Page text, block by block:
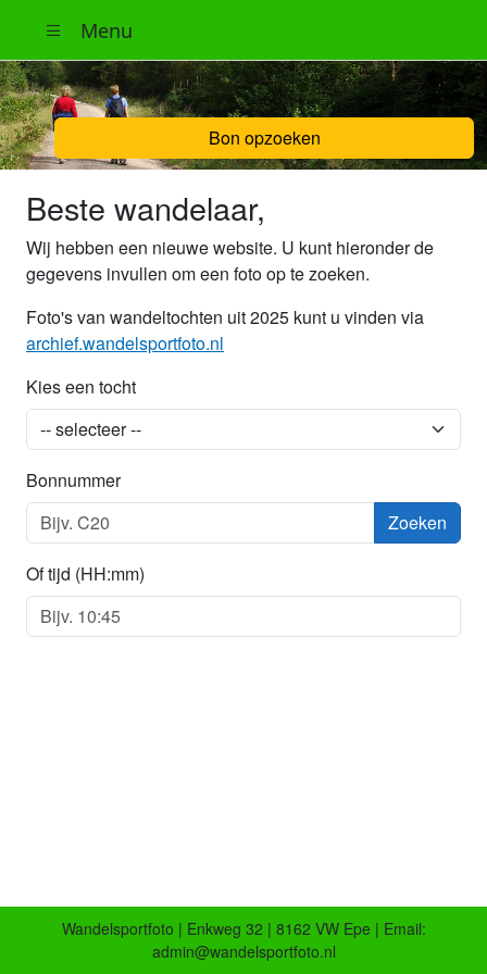
Menu
Bon opzoeken
Beste wandelaar,
Wij hebben een nieuwe website. U kunt hieronder de
gegevens invullen om een foto op te zoeken.
Foto's van wandeltochten uit 2025 kunt u vinden via
archief.wandelsportfoto.nl
Kies een tocht
Bonnummer
Zoeken
Of tijd (HH:mm)
Wandelsportfoto | Enkweg 32 | 8162 VW Epe | Email:
admin@wandelsportfoto.nl